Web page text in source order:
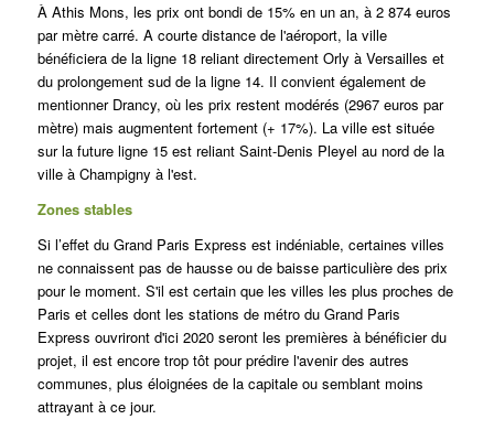
À Athis Mons, les prix ont bondi de 15% en un an, à 2 874 euros
par mètre carré. A courte distance de l'aéroport, la ville
bénéficiera de la ligne 18 reliant directement Orly à Versailles et
du prolongement sud de la ligne 14. Il convient également de
mentionner Drancy, où les prix restent modérés (2967 euros par
mètre) mais augmentent fortement (+ 17%). La ville est située
sur la future ligne 15 est reliant Saint-Denis Pleyel au nord de la
ville à Champigny à l'est.
Zones stables
Si l’effet du Grand Paris Express est indéniable, certaines villes
ne connaissent pas de hausse ou de baisse particulière des prix
pour le moment. S'il est certain que les villes les plus proches de
Paris et celles dont les stations de métro du Grand Paris
Express ouvriront d'ici 2020 seront les premières à bénéficier du
projet, il est encore trop tôt pour prédire l'avenir des autres
communes, plus éloignées de la capitale ou semblant moins
attrayant à ce jour.